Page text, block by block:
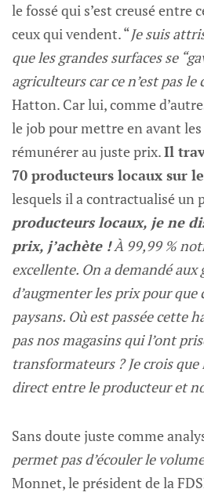
le fossé qui s’est creusé entre
ceux qui vendent. “Je suis
que les grandes surfaces se
agriculteurs car ce n’est pas le
Hatton. Car lui, comme
le job pour mettre en avant
rémunérer au juste prix.Il
70 producteurs locaux sur
lesquels il a contractualisé un
producteurs locaux, je ne
prix, j’achète !À 99,99 %
excellente. On a demandé aux
d’augmenter les prix pour que
paysans. Où est passée cette
pas nos magasins qui l’ont
transformateurs ? Je crois
direct entre le producteur et
Sans doute juste comme
permet pas d’écouler le volume
Monnet, le président de la